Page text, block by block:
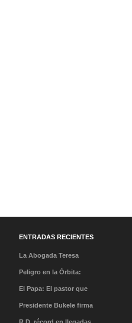
ENTRADAS RECIENTES
La Abogada Teresa
Stella Mera Gómez es la
Peligro en la Órbita:
¿Qué es la «Basura
El Papa: El pastor que
caminó en la tormenta y
el milagro de su llegada
Presidente Bukele firma
acuerdo que abre nueva